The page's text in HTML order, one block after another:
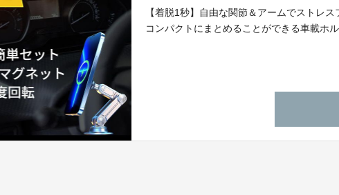
【着脱1秒】自由な関節＆アームでストレ
コンパクトにまとめることができる車載ホ